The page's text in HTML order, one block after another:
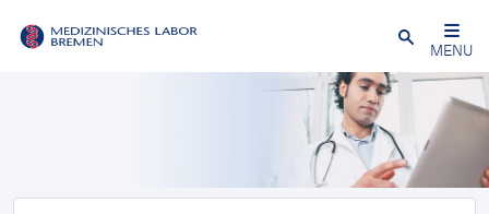
Schließen
MENU